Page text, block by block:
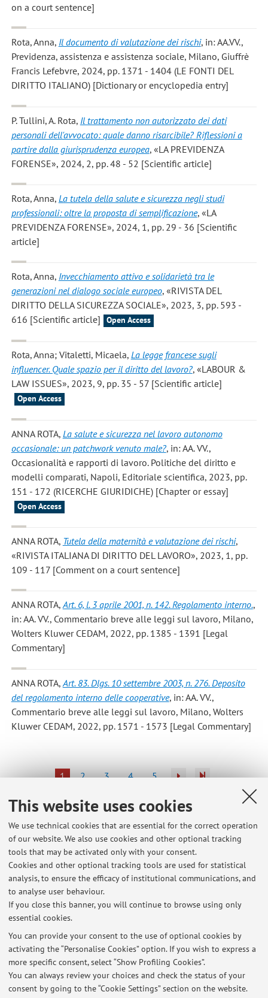
This website uses cookies
We use technical cookies that are essential for the correct operation
of our website. We also use cookies and other optional tracking
tools that may be activated only with your consent.
Cookies and other optional tracking tools are used for statistical
analysis, to ensure the efficacy of institutional communications, and
to analyse user behaviour.
If you close this banner, you will continue to browse using only
essential cookies.
You can provide your consent to the use of optional cookies by
activating the “Personalise Cookies” option. If you wish to express a
more specific consent, select “Show Profiling Cookies”.
You can always review your choices and check the status of your
consent by going to the “Cookie Settings” section on the website.
on a court sentence]
Rota, Anna, Il documento di valutazione dei rischi, in: AA.VV.,
Previdenza, assistenza e assistenza sociale, Milano, Giuffrè
Francis Lefebvre, 2024, pp. 1371 - 1404 (LE FONTI DEL
DIRITTO ITALIANO) [Dictionary or encyclopedia entry]
P. Tullini, A. Rota, Il trattamento non autorizzato dei dati
personali dell'avvocato: quale danno risarcibile? Riflessioni a
partire dalla giurisprudenza europea, «LA PREVIDENZA
FORENSE», 2024, 2, pp. 48 - 52 [Scientific article]
Rota, Anna, La tutela della salute e sicurezza negli studi
professionali: oltre la proposta di semplificazione, «LA
PREVIDENZA FORENSE», 2024, 1, pp. 29 - 36 [Scientific
article]
Rota, Anna, Invecchiamento attivo e solidarietà tra le
generazioni nel dialogo sociale europeo, «RIVISTA DEL
DIRITTO DELLA SICUREZZA SOCIALE», 2023, 3, pp. 593 -
616 [Scientific article]
Open Access
Rota, Anna; Vitaletti, Micaela, La legge francese sugli
influencer. Quale spazio per il diritto del lavoro?, «LABOUR &
LAW ISSUES», 2023, 9, pp. 35 - 57 [Scientific article]
Open Access
ANNA ROTA, La salute e sicurezza nel lavoro autonomo
occasionale: un patchwork venuto male?, in: AA. VV.,
Occasionalità e rapporti di lavoro. Politiche del diritto e
modelli comparati, Napoli, Editoriale scientifica, 2023, pp.
151 - 172 (RICERCHE GIURIDICHE) [Chapter or essay]
Open Access
ANNA ROTA, Tutela della maternità e valutazione dei rischi,
«RIVISTA ITALIANA DI DIRITTO DEL LAVORO», 2023, 1, pp.
109 - 117 [Comment on a court sentence]
ANNA ROTA,Art. 6, l. 3 aprile 2001, n. 142. Regolamento interno.,
in: AA. VV., Commentario breve alle leggi sul lavoro, Milano,
Wolters Kluwer CEDAM, 2022, pp. 1385 - 1391 [Legal
Commentary]
ANNA ROTA, Art. 83. Dlgs. 10 settembre 2003, n. 276. Deposito
del regolamento interno delle cooperative, in: AA. VV.,
Commentario breve alle leggi sul lavoro, Milano, Wolters
Kluwer CEDAM, 2022, pp. 1571 - 1573 [Legal Commentary]
1 2 3 4 5
Publications prior to 2004
Latest news
assegnazione tesi di laurea
Published on: February 10 2026
Ricevimento 9/7
Published on: July 04 2025
Ricevimento dedicato all'assegnazione della tesi di laurea
Published on: February 12 2025